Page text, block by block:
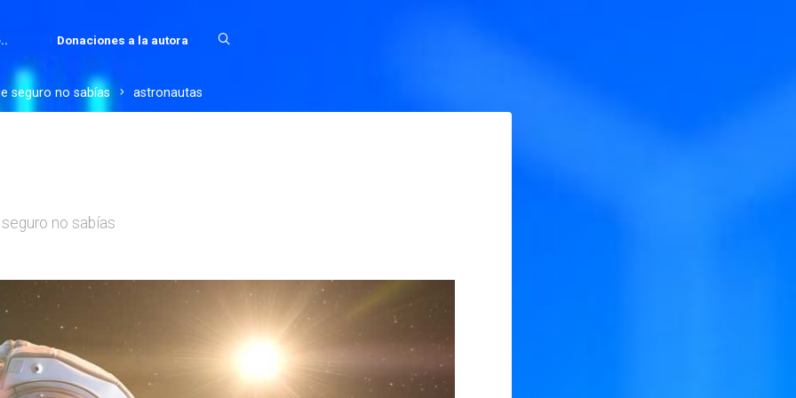
Donaciones a la autora
seguro no sabías astronautas
no sabías